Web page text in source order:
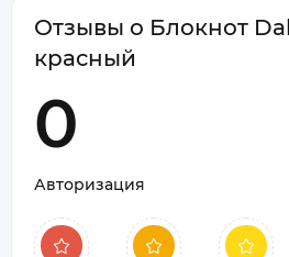
Отзывы о Блокнот
красный
0
Авторизация